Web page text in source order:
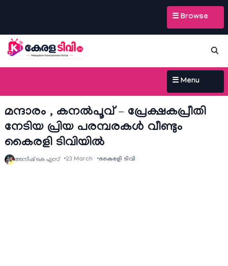
☰ Browse
☰ Menu
മന്ദാരം , കനല്‍പൂവ് – പ്രേക്ഷകപ്രീതി
നേടിയ പ്രിയ പരമ്പരകള്‍ വീണ്ടും
കൈരളി ടിവിയില്‍
അനീഷ്‌ കെ എസ് 23 March കൈരളി ടിവി